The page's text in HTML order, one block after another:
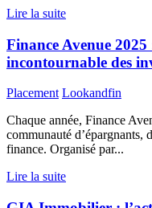
Lire la suite
Finance Avenue 2025
incontournable des
Placement Lookandfin
Chaque année, Finance
communauté d’épargnants,
finance. Organisé par...
Lire la suite